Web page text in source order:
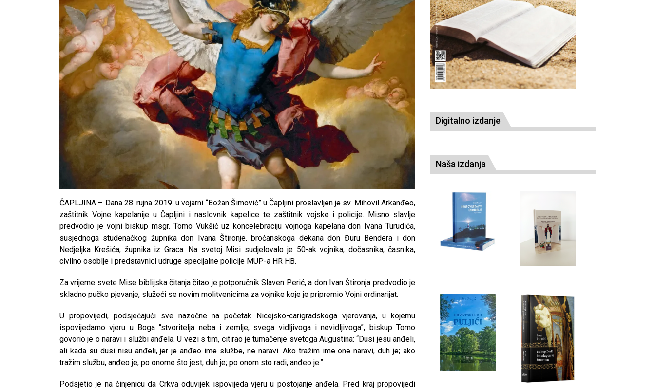
ČAPLJINA – Dana 28. rujna 2019. u vojarni “Božan Šimović” u Čapljini proslavljen je sv. Mihovil Arkanđeo,
zaštitnik Vojne kapelanije u Čapljini i naslovnik kapelice te zaštitnik vojske i policije. Misno slavlje
predvodio je vojni biskup msgr. Tomo Vukšić uz koncelebraciju vojnoga kapelana don Ivana Turudića,
susjednoga studenačkog župnika don Ivana Štironje, broćanskoga dekana don Đuru Bendera i don
Nedjeljka Krešića, župnika iz Graca. Na svetoj Misi sudjelovalo je 50-ak vojnika, dočasnika, časnika,
civilno osoblje i predstavnici udruge specijalne policije MUP-a HR HB.
Za vrijeme svete Mise biblijska čitanja čitao je potporučnik Slaven Perić, a don Ivan Štironja predvodio je
skladno pučko pjevanje, služeći se novim molitvenicima za vojnike koje je pripremio Vojni ordinarijat.
U propovijedi, podsjećajući sve nazočne na početak Nicejsko-carigradskoga vjerovanja, u kojemu
ispovijedamo vjeru u Boga “stvoritelja neba i zemlje, svega vidljivoga i nevidljivoga”, biskup Tomo
govorio je o naravi i službi anđela. U vezi s tim, citirao je tumačenje svetoga Augustina: “Dusi jesu anđeli,
ali kada su dusi nisu anđeli, jer je anđeo ime službe, ne naravi. Ako tražim ime one naravi, duh je; ako
tražim službu, anđeo je; po onome što jest, duh je; po onom sto radi, anđeo je.”
Podsjetio je na činjenicu da Crkva oduvijek ispovijeda vjeru u postojanje anđela. Pred kraj propovijedi
Digitalno izdanje
Naša izdanja